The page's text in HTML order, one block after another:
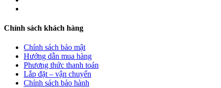
Chính sách khách hàng
Chính sách bảo mật
Hướng dẫn mua hàng
Phương thức thanh toán
Lắp đặt – vận chuyển
Chính sách bảo hành